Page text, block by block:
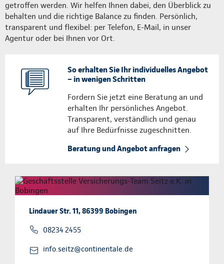
getroffen werden. Wir helfen Ihnen dabei, den Überblick zu
behalten und die richtige Balance zu finden. Persönlich,
transparent und flexibel: per Telefon, E-Mail, in unser
Agentur oder bei Ihnen vor Ort.
So erhalten Sie Ihr individuelles Angebot
– in wenigen Schritten
Fordern Sie jetzt eine Beratung an und
erhalten Ihr persönliches Angebot.
Transparent, verständlich und genau
auf Ihre Bedürfnisse zugeschnitten.
Beratung und Angebot anfragen
Lindauer Str. 11, 86399 Bobingen
08234 2455
info.seitz@continentale.de